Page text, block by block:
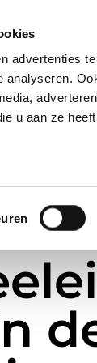
advertenties
analyseren.
u aan ze
Over Ons